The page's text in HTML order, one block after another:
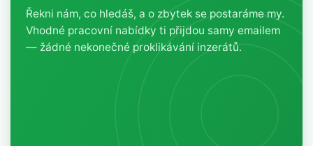
Řekni nám, co hledáš, a o zbytek se postaráme my.
Vhodné pracovní nabídky ti přijdou samy emailem
— žádné nekonečné proklikávání inzerátů.